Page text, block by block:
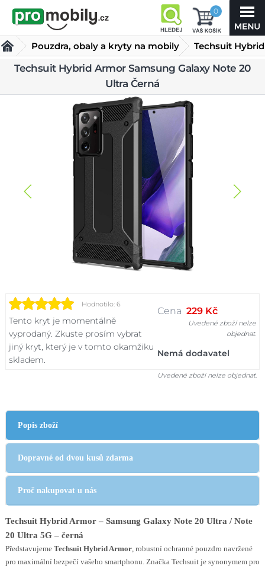
0
Pouzdra, obaly a kryty na mobily
Obaly a kryty pro Samsung
Ostatní obaly a kryty Samsung
Techsuit Hybrid
Armor
Samsung Galaxy Note
20 Ultra Černá
Techsuit Hybrid Armor Samsung Galaxy Note 20
Ultra Černá
Hodnotilo: 6
Tento kryt je momentálně
vyprodaný. Zkuste prosím vybrat
jiný kryt, který je v tomto okamžiku
skladem.
Cena 229 Kč
Uvedené zboží nelze
objednat.
Nemá dodavatel
Uvedené zboží nelze objednat.
Popis zboží
Dopravné od dvou kusů zdarma
Proč nakupovat u nás
Techsuit Hybrid Armor – Samsung Galaxy Note 20 Ultra / Note
20 Ultra 5G – černá
Představujeme Techsuit Hybrid Armor, robustní ochranné pouzdro navržené
pro maximální bezpečí vašeho smartphonu. Značka Techsuit je synonymem pro